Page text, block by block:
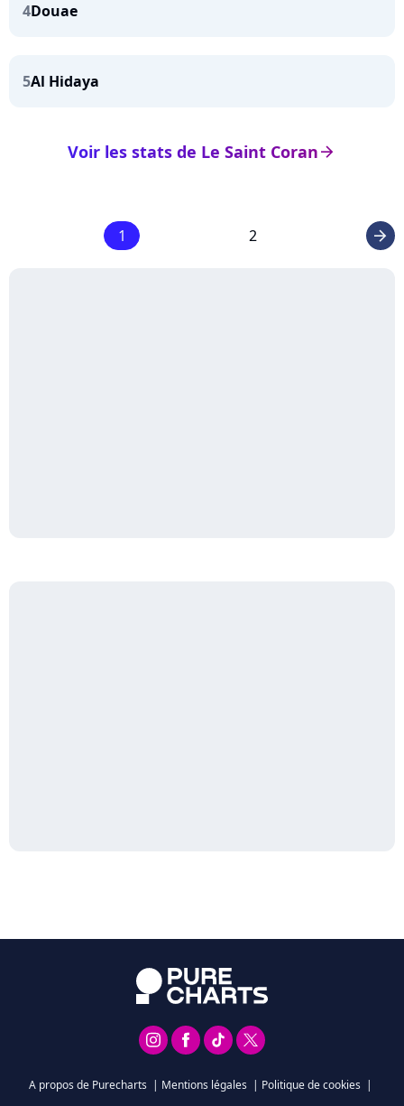
4Douae
5Al Hidaya
arrow_right
Voir les stats de Le Saint Coran
1 2 arrow_right
A propos de Purecharts | Mentions légales | Politique de cookies |